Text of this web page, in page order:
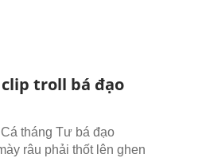
troll bá đạo
tháng Tư bá đạo
râu phải thốt lên ghen